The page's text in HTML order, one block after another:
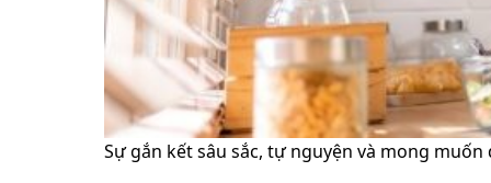
Sự gắn kết sâu sắc, tự nguyện và mong